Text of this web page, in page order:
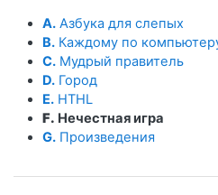
A. Азбука для слепых
B. Каждому по
C. Мудрый правитель
D. Город
E. HTHL
F. Нечестная игра
G. Произведения